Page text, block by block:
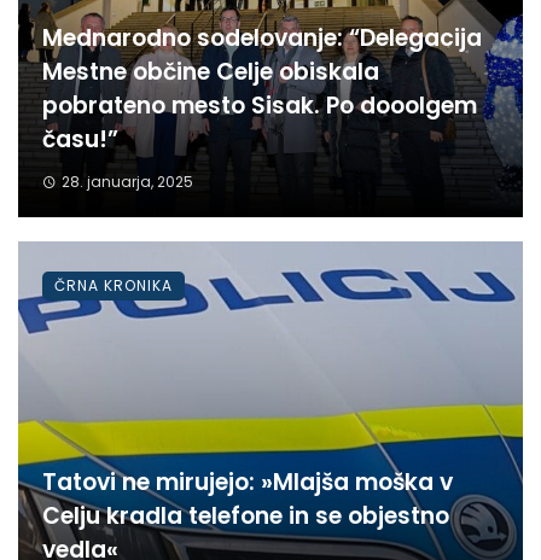
Mednarodno sodelovanje: “Delegacija
Mestne občine Celje obiskala
pobrateno mesto Sisak. Po dooolgem
času!”
28. januarja, 2025
Tatovi ne mirujejo: »Mlajša moška v
Celju kradla telefone in se objestno
vedla«
ČRNA KRONIKA